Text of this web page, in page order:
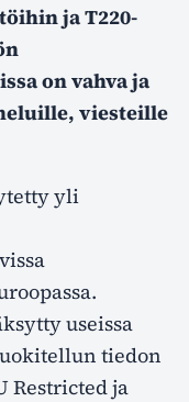
ja T220-
on vahva ja
viesteille
yli
useissa
tiedon
Restricted ja